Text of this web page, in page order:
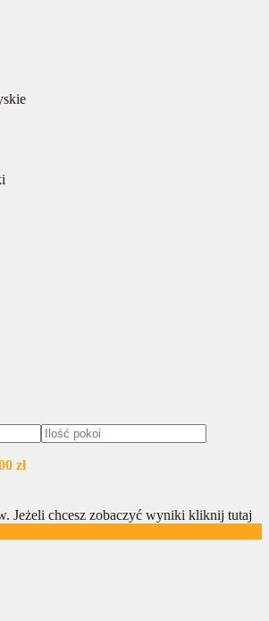
zł
Jeżeli chcesz zobaczyć wyniki kliknij tutaj